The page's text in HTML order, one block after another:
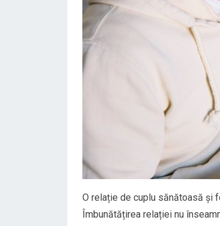
O relație de cuplu sănătoasă și
Îmbunătățirea relației nu